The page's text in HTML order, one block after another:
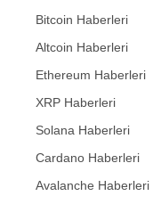
Bitcoin Haberleri
Altcoin Haberleri
Ethereum Haberleri
XRP Haberleri
Solana Haberleri
Cardano Haberleri
Avalanche Haberleri